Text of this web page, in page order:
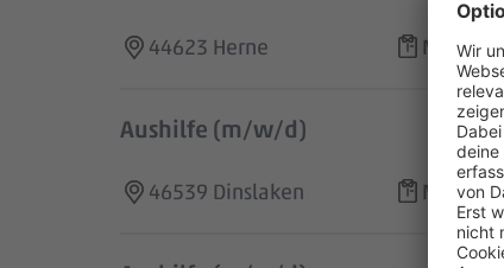
44623 Herne Markt
Aushilfe (m/w/d)
46539 Dinslaken Markt